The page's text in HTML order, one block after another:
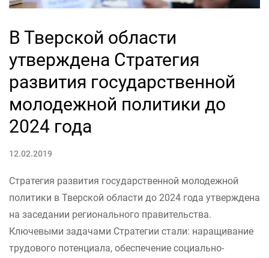
В Тверской области
утверждена Стратегия
развития государственной
молодежной политики до
2024 года
12.02.2019
Стратегия развития государственной молодежной
политики в Тверской области до 2024 года утверждена
на заседании регионального правительства.
Ключевыми задачами Стратегии стали: наращивание
трудового потенциала, обеспечение социально-